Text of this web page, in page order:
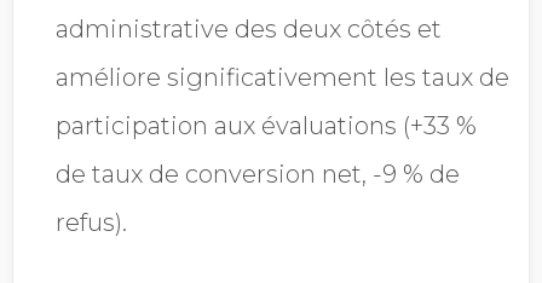
administrative des deux côtés et
améliore significativement les taux de
participation aux évaluations (+33 %
de taux de conversion net, -9 % de
refus).